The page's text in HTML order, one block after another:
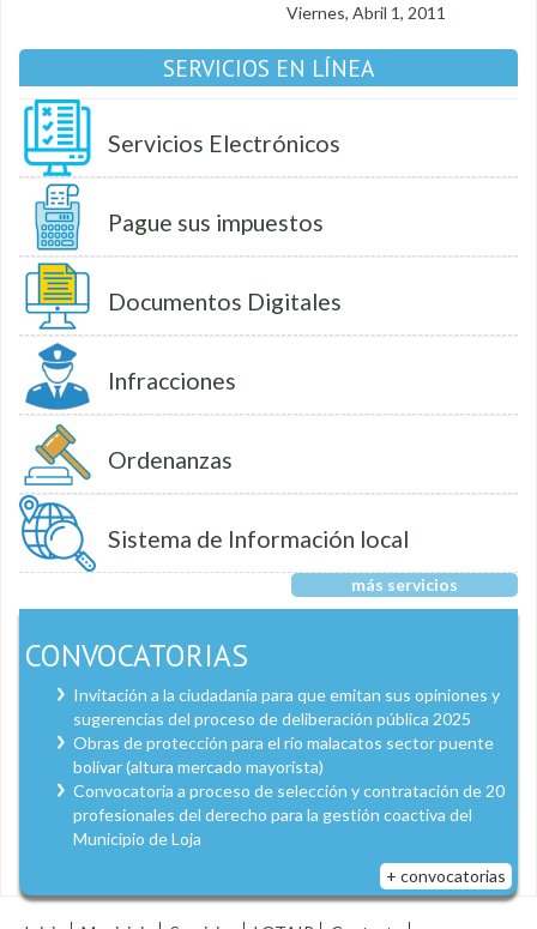
Viernes, Abril 1, 2011
SERVICIOS EN LÍNEA
Servicios Electrónicos
Pague sus impuestos
Documentos Digitales
Infracciones
Ordenanzas
Sistema de Información local
más servicios
CONVOCATORIAS
Invitación a la ciudadanía para que emitan sus opiniones y
sugerencias del proceso de deliberación pública 2025
Obras de protección para el río malacatos sector puente
bolívar (altura mercado mayorista)
Convocatoria a proceso de selección y contratación de 20
profesionales del derecho para la gestión coactiva del
Municipio de Loja
+ convocatorias